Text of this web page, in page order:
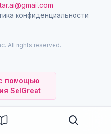
помощью
SelGreat
конфиденциальности
All rights reserved.